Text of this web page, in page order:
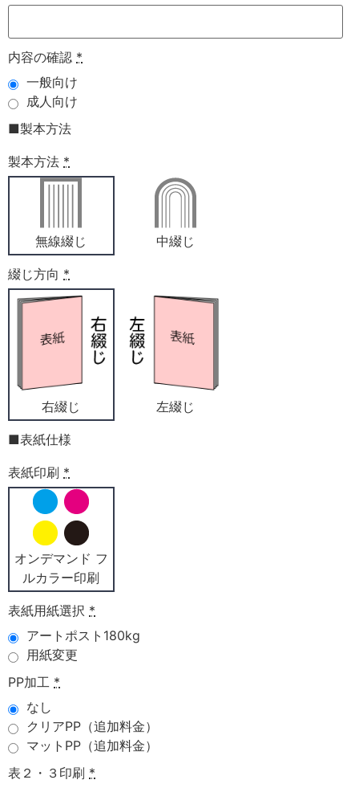
内容の確認 *
一般向け
成人向け
■製本方法
製本方法 *
無線綴じ 中綴じ
綴じ方向 *
右綴じ 左綴じ
■表紙仕様
表紙印刷 *
オンデマンド フ
ルカラー印刷
表紙用紙選択 *
アートポスト180kg
用紙変更
PP加工 *
なし
クリアPP（追加料金）
マットPP（追加料金）
表２・３印刷 *